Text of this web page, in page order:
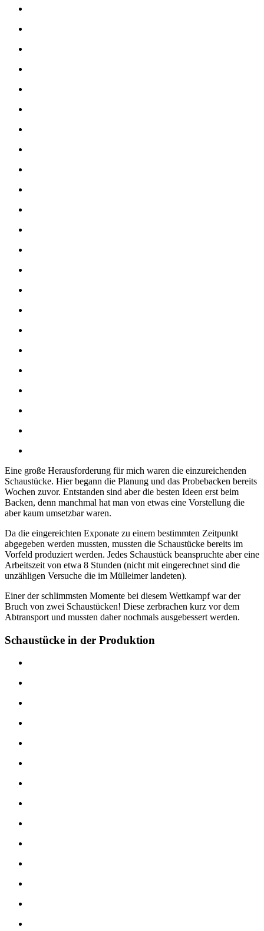
Eine große Herausforderung für mich waren die einzureichenden
Schaustücke. Hier begann die Planung und das Probebacken bereits
Wochen zuvor. Entstanden sind aber die besten Ideen erst beim
Backen, denn manchmal hat man von etwas eine Vorstellung die
aber kaum umsetzbar waren.
Da die eingereichten Exponate zu einem bestimmten Zeitpunkt
abgegeben werden mussten, mussten die Schaustücke bereits im
Vorfeld produziert werden. Jedes Schaustück beanspruchte aber eine
Arbeitszeit von etwa 8 Stunden (nicht mit eingerechnet sind die
unzähligen Versuche die im Mülleimer landeten).
Einer der schlimmsten Momente bei diesem Wettkampf war der
Bruch von zwei Schaustücken! Diese zerbrachen kurz vor dem
Abtransport und mussten daher nochmals ausgebessert werden.
Schaustücke in der Produktion